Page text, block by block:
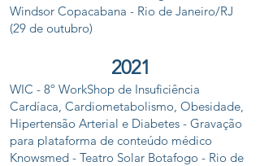
Windsor Copacabana - Rio de Janeiro/RJ
(29 de outubro)
2021
WIC - 8º WorkShop de Insuficiência
Cardíaca, Cardiometabolismo, Obesidade,
Hipertensão Arterial e Diabetes - Gravação
para plataforma de conteúdo médico
Knowsmed - Teatro Solar Botafogo - Rio de